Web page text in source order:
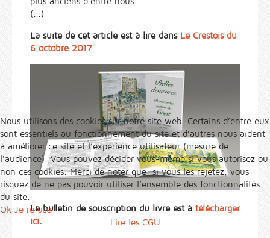
(...)
La suite de cet article est à lire dans Le Crestois du
6 octobre 2017
Le bulletin de souscription du livre est à télécharger
ici.
Nous utilisons des cookies sur notre site web. Certains d’entre eux
sont essentiels au fonctionnement du site et d’autres nous aident
à améliorer ce site et l’expérience utilisateur (mesure de
l'audience). Vous pouvez décider vous-même si vous autorisez ou
non ces cookies. Merci de noter que, si vous les rejetez, vous
risquez de ne pas pouvoir utiliser l’ensemble des fonctionnalités
du site.
Ok Je refuse
Lire les CGU